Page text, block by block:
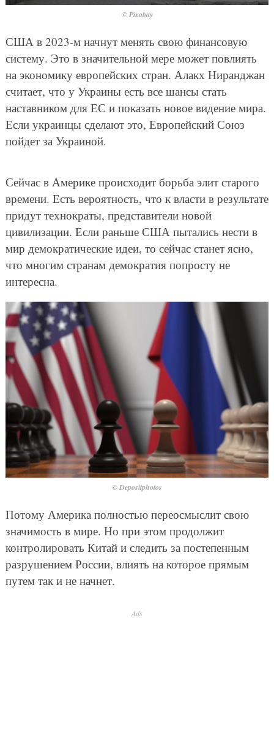
© Pixabay
США в 2023-м начнут менять свою финансовую
систему. Это в значительной мере может повлиять
на экономику европейских стран. Алакх Ниранджан
считает, что у Украины есть все шансы стать
наставником для ЕС и показать новое видение мира.
Если украинцы сделают это, Европейский Союз
пойдет за Украиной.
Сейчас в Америке происходит борьба элит старого
времени. Есть вероятность, что к власти в результате
придут технократы, представители новой
цивилизации. Если раньше США пытались нести в
мир демократические идеи, то сейчас станет ясно,
что многим странам демократия попросту не
интересна.
© Depositphotos
Потому Америка полностью переосмыслит свою
значимость в мире. Но при этом продолжит
контролировать Китай и следить за постепенным
разрушением России, влиять на которое прямым
путем так и не начнет.
Ads